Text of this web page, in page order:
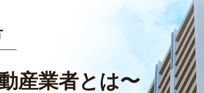
産業者とは〜